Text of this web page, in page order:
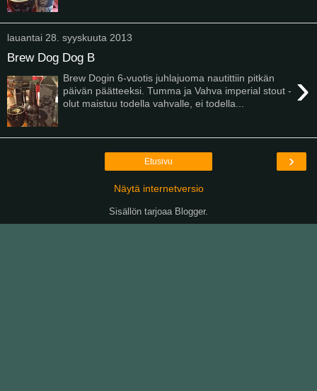
lauantai 28. syyskuuta 2013
Brew Dog Dog B
›
Brew Dogin 6-vuotis juhlajuoma nautittiin pitkän
päivän päätteeksi. Tumma ja Vahva imperial stout -
olut maistuu todella vahvalle, ei todella...
›
Etusivu
Näytä internetversio
Sisällön tarjoaa Blogger.